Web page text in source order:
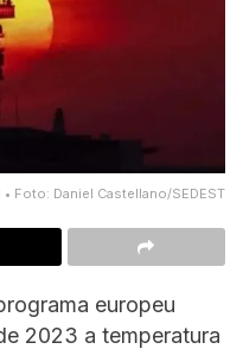
Foto: Daniel Castellano/SEDEST
europeu
2023 a temperatura